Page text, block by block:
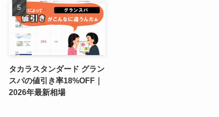
タカラスタンダード グラン
スパの値引き率18%OFF｜
2026年最新相場